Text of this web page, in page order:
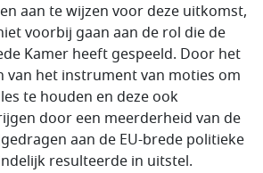
aan te wijzen voor deze uitkomst,
voorbij gaan aan de rol die de
Kamer heeft gespeeld. Door het
van het instrument van moties om
te houden en deze ook
door een meerderheid van de
aan de EU-brede politieke
resulteerde in uitstel.